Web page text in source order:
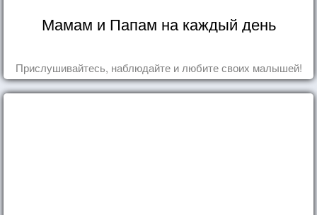
Мамам и Папам на каждый день
Прислушивайтесь, наблюдайте и любите своих малышей!